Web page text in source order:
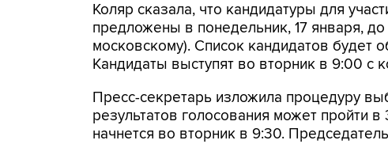
Коляр сказала, что кандидатуры для
предложены в понедельник, 17 января,
московскому). Список кандидатов будет
Кандидаты выступят во вторник в 9:00 с
Пресс-секретарь изложила процедуру
результатов голосования может пройти
начнется во вторник в 9:30.